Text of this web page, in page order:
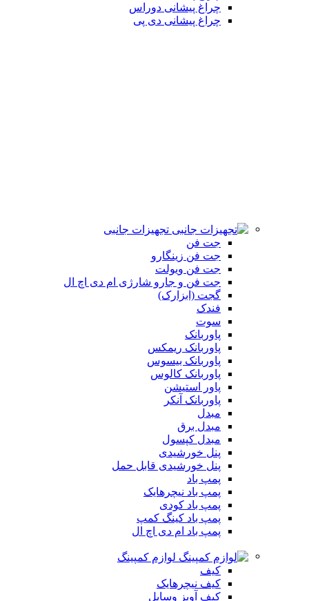
چراغ پیشانی دوراس
چراغ پیشانی دی پی
تجهیزات جانبی
جت فن
جت فن زینگارو
جت فن ویولت
جت فن و جارو شارژی ام دی اچ ال
گجت (ابزارک)
فندک
سوت
پاوربانک
پاوربانک ریمکس
پاوربانک بیسوس
پاوربانک کالوس
پاور استیشن
پاوربانک آنکر
مبدل
مبدل برق
مبدل کپسول
پنل خورشیدی
پنل خورشیدی قابل حمل
پمپ باد
پمپ باد نیچرهایک
پمپ باد کودی
پمپ باد کینگ کمپ
پمپ باد ام دی اچ ال
لوازم کمپینگ
کیف
کیف نیچرهایک
کیف آویز وسایل